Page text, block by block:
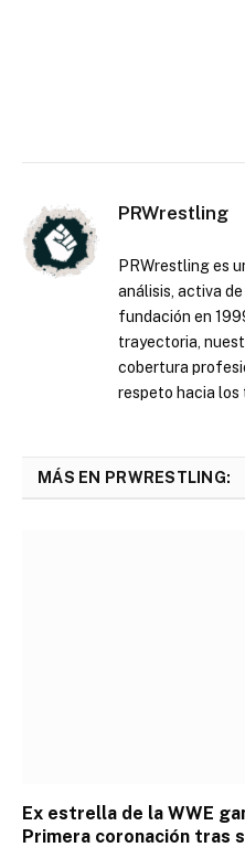
PRWrestling
PRWrestling es
análisis, activa
fundación en
trayectoria,
cobertura
respeto hacia los
MÁS EN PRWRESTLING:
Ex estrella de la WWE
Primera coronación tras